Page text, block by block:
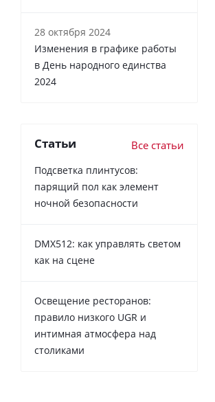
28 октября 2024
Изменения в графике работы
в День народного единства
2024
Статьи Все статьи
Подсветка плинтусов:
парящий пол как элемент
ночной безопасности
DMX512: как управлять светом
как на сцене
Освещение ресторанов:
правило низкого UGR и
интимная атмосфера над
столиками